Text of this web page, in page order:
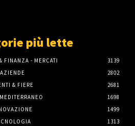
più lette
FINANZA - MERCATI
3139
AZIENDE
2802
& FIERE
2681
1698
1499
1313